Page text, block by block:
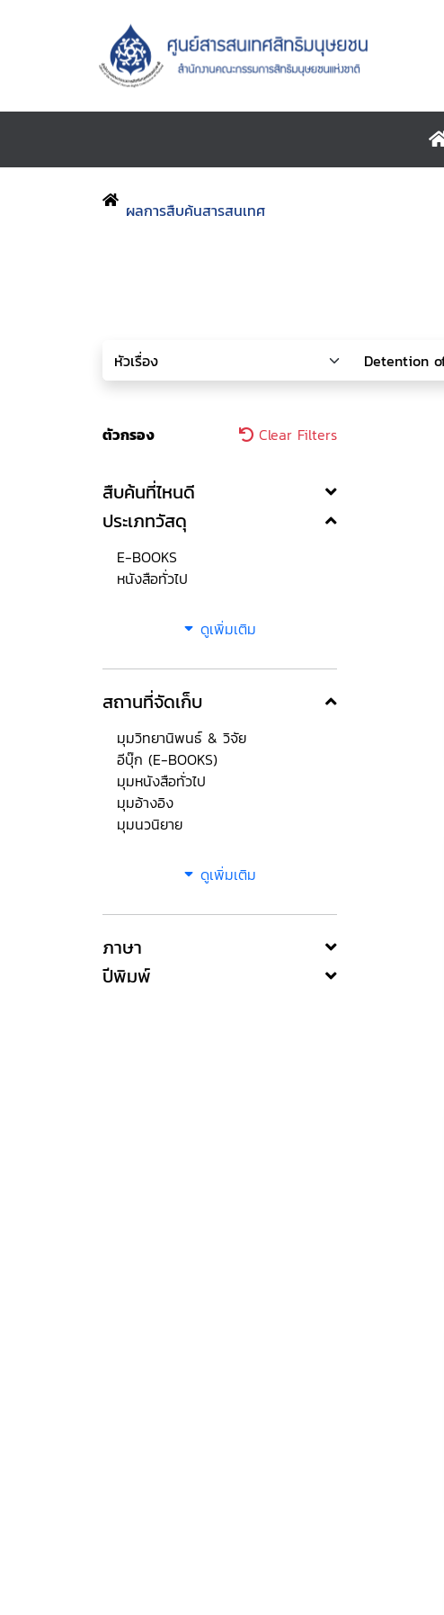
ผลการสืบค้นสารสนเทศ
ตัวกรอง Clear Filters
สืบค้นที่ไหนดี
ประเภทวัสดุ
E-BOOKS
หนังสือทั่วไป
ดูเพิ่มเติม
สถานที่จัดเก็บ
มุมวิทยานิพนธ์ & วิจัย
อีบุ๊ก (E-BOOKS)
มุมหนังสือทั่วไป
มุมอ้างอิง
มุมนวนิยาย
ดูเพิ่มเติม
ภาษา
ปีพิมพ์